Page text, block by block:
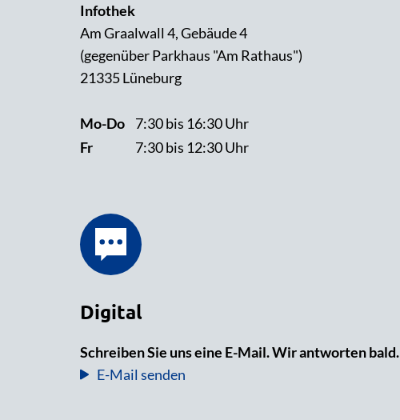
Infothek
Am Graalwall 4, Gebäude 4
(gegenüber Parkhaus "Am Rathaus")
21335 Lüneburg
Mo-Do
Fr
7:30 bis 16:30 Uhr
7:30 bis 12:30 Uhr
Digital
Schreiben Sie uns eine E-Mail. Wir antworten bald.
E-Mail senden